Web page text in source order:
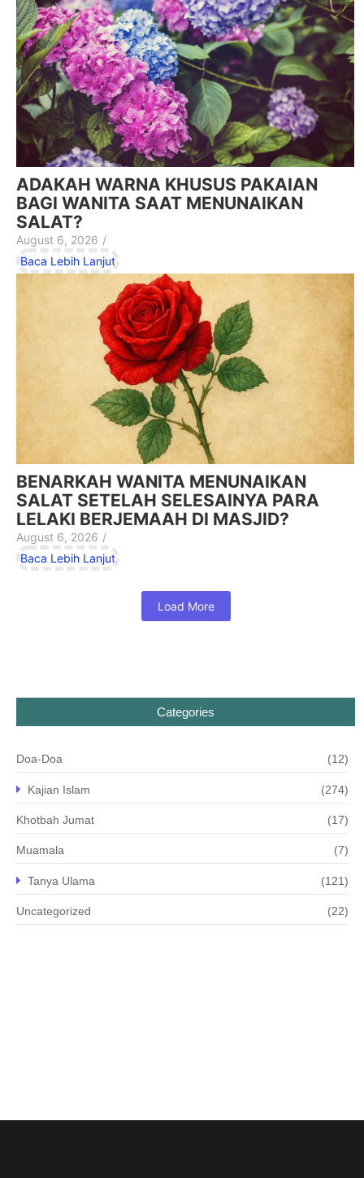
ADAKAH WARNA KHUSUS PAKAIAN
BAGI WANITA SAAT MENUNAIKAN
SALAT?
August 6, 2026 /
Baca Lebih Lanjut
BENARKAH WANITA MENUNAIKAN
SALAT SETELAH SELESAINYA PARA
LELAKI BERJEMAAH DI MASJID?
August 6, 2026 /
Baca Lebih Lanjut
Load More
Categories
Doa-Doa (12)
Kajian Islam (274)
Khotbah Jumat (17)
Muamala (7)
Tanya Ulama (121)
Uncategorized (22)